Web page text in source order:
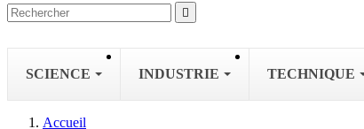

SCIENCE INDUSTRIE TECHNIQUE
Accueil